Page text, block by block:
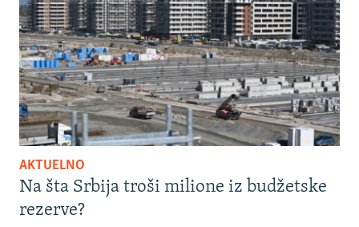
AKTUELNO
Na šta Srbija troši milione iz budžetske
rezerve?